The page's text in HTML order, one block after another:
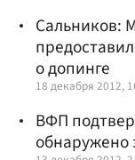
Сальников:
о допинге
18 декабря 2012,
ВФП